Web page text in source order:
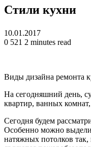
Стили кухни
10.01.2017
0 521 2 minutes read
Виды дизайна ремонта
На сегодняшний день,
квартир, ванных
Сегодня будем
Особенно можно
натяжных потолков так,